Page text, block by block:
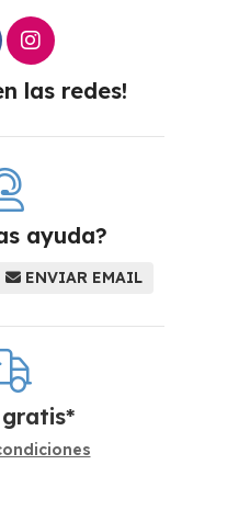
las redes!
ayuda?
ENVIAR EMAIL